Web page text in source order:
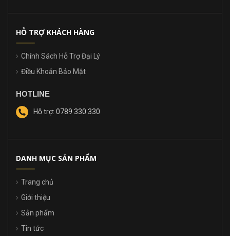
HỖ TRỢ KHÁCH HÀNG
Chính Sách Hỗ Trợ Đại Lý
Điều Khoản Bảo Mật
HOTLINE
Hỗ trợ: 0789 330 330
DANH MỤC SẢN PHẨM
Trang chủ
Giới thiệu
Sản phẩm
Tin tức